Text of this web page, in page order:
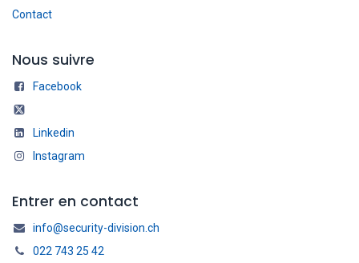
Contact
Nous suivre
Facebook
Linkedin
Instagram
Entrer en contact
info@security-division.ch
022 743 25 42